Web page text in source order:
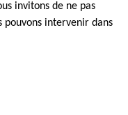
invitons de ne pas
pouvons intervenir dans